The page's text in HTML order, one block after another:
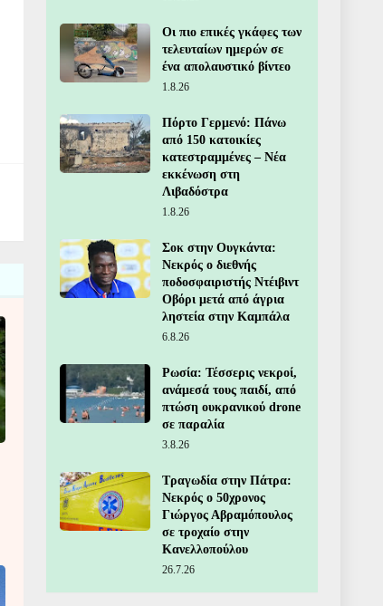
Οι πιο επικές γκάφες των
τελευταίων ημερών σε
ένα απολαυστικό βίντεο
1.8.26
Πόρτο Γερμενό: Πάνω
από 150 κατοικίες
κατεστραμμένες – Νέα
εκκένωση στη
Λιβαδόστρα
1.8.26
Σοκ στην Ουγκάντα:
Νεκρός ο διεθνής
ποδοσφαιριστής Ντέιβιντ
Οβόρι μετά από άγρια
ληστεία στην Καμπάλα
6.8.26
Ρωσία: Τέσσερις νεκροί,
ανάμεσά τους παιδί, από
πτώση ουκρανικού drone
σε παραλία
3.8.26
Τραγωδία στην Πάτρα:
Νεκρός ο 50χρονος
Γιώργος Αβραμόπουλος
σε τροχαίο στην
Κανελλοπούλου
26.7.26